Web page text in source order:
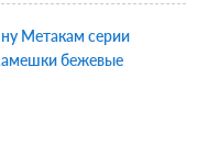
Метакам серии
бежевые